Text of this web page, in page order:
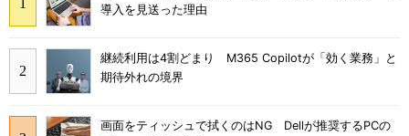
導入を見送った理由
継続利用は4割どまり M365 Copilotが「効く業務」と
期待外れの境界
画面をティッシュで拭くのはNG Dellが推奨するPCの